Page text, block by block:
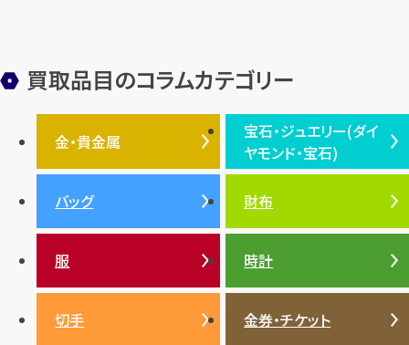
装飾品 オメガ シュプリーム ウブロ
エルメス ダイヤモンド ルイ・ヴィトン 豆知識 カルティエ
投資 金地金 金価格・相場 グッチ 買取 プラダ
ティファニー
金貨 ブルガリ
バッグ
アメジスト
バレンシアガ
買取品目のコラムカテゴリー
金・貴金属
金・貴金属TOP
プラチナ
銀・シルバー
宝石・ジュエリー(ダイ
ヤモンド・宝石)
宝石・ジュエリー(ダイヤモ
ンド・宝石)TOP
ダイヤモンド
エメラルド
ルビー
バッグ 財布
服 時計
切手 金券・チケット